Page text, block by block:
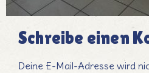
Schreibe einen
Deine E-Mail-Adresse wird